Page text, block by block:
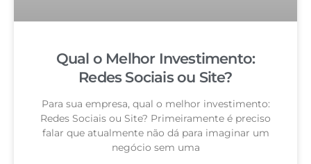
Qual o Melhor Investimento:
Redes Sociais ou Site?
Para sua empresa, qual o melhor investimento:
Redes Sociais ou Site? Primeiramente é preciso
falar que atualmente não dá para imaginar um
negócio sem uma